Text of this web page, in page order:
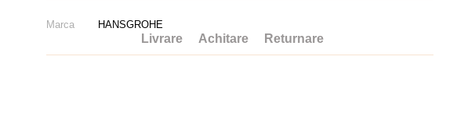
Marca HANSGROHE
Livrare Achitare Returnare